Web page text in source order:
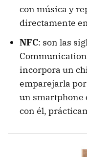
con música y
directamente
NFC: son las
incorpora un
emparejarla
un smartphone
con él,